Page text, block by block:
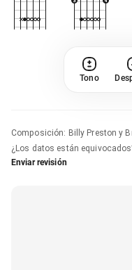
Tono
Composición: Billy Preston y
¿Los datos están
Enviar revisión